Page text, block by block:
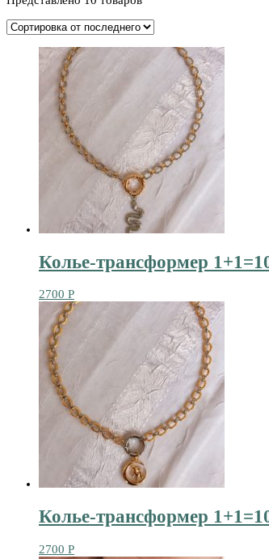
Колье-трансформер
2700 Р
Колье-трансформер
2700 Р